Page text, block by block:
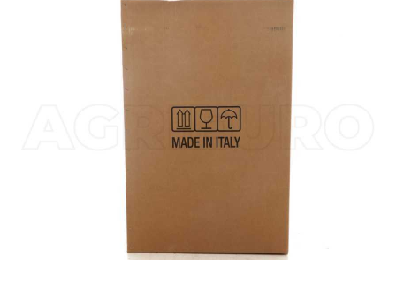
More than chef